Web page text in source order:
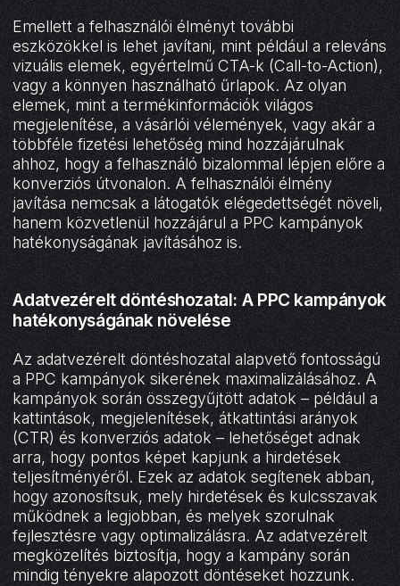
Emellett a felhasználói élményt további
eszközökkel is lehet javítani, mint például a releváns
vizuális elemek, egyértelmű CTA-k (Call-to-Action),
vagy a könnyen használható űrlapok. Az olyan
elemek, mint a termékinformációk világos
megjelenítése, a vásárlói vélemények, vagy akár a
többféle fizetési lehetőség mind hozzájárulnak
ahhoz, hogy a felhasználó bizalommal lépjen előre a
konverziós útvonalon. A felhasználói élmény
javítása nemcsak a látogatók elégedettségét növeli,
hanem közvetlenül hozzájárul a PPC kampányok
hatékonyságának javításához is.
Adatvezérelt döntéshozatal: A PPC kampányok
hatékonyságának növelése
Az adatvezérelt döntéshozatal alapvető fontosságú
a PPC kampányok sikerének maximalizálásához. A
kampányok során összegyűjtött adatok – például a
kattintások, megjelenítések, átkattintási arányok
(CTR) és konverziós adatok – lehetőséget adnak
arra, hogy pontos képet kapjunk a hirdetések
teljesítményéről. Ezek az adatok segítenek abban,
hogy azonosítsuk, mely hirdetések és kulcsszavak
működnek a legjobban, és melyek szorulnak
fejlesztésre vagy optimalizálásra. Az adatvezérelt
megközelítés biztosítja, hogy a kampány során
mindig tényekre alapozott döntéseket hozzunk.